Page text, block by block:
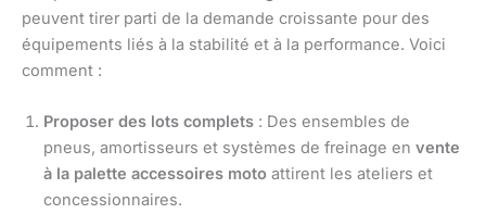
peuvent tirer parti de la demande croissante pour des
équipements liés à la stabilité et à la performance. Voici
comment :
Proposer des lots complets : Des ensembles de
pneus, amortisseurs et systèmes de freinage en vente
à la palette accessoires moto attirent les ateliers et
concessionnaires.